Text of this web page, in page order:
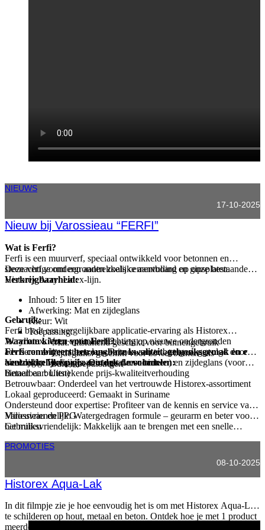
NIEUWS
17-10-2025
Nieuw bij Varossieau “FERFI”
Wat is Ferfi?
Ferfi is een muurverf, speciaal ontwikkeld voor betonnen en
steenachtige ondergronden zoals cementboard en gipsplaten.
Deze verf vormt een aantrekkelijke aanvulling op onze bestaande
Historex Acryl Latex-lijn.
Verkrijgbaarheid:
Inhoud: 5 liter en 15 liter
Afwerking: Mat en zijdeglans
Kleur: Wit
Toepassing:
Mat: uitsluitend geschikt voor binnengebruik
Zijdeglans: geschikt voor zowel binnen- als
buitentoepassingen
Gebruik:
Ferfi biedt een vergelijkbare applicatie-ervaring als Historex
Acryllatex. Voor optimale hechting op nieuwe ondergronden
adviseren wij eerst een laag Primex aan te brengen, gevolgd door
twee lagen Ferfi voor een egaal resultaat.
Waarom kiezen voor Ferfi?
Ferfi combineert betrouwbare kwaliteit, gebruiksgemak en een
aantrekkelijke prijs. Ontdek de voordelen:
Veelzijdig: Verkrijgbaar in mat (voor binnen) en zijdeglans (voor
binnen en buiten)
Betaalbaar: Uitstekende prijs-kwaliteitverhouding
Betrouwbaar: Onderdeel van het vertrouwde Historex-assortiment
Lokaal geproduceerd: Gemaakt in Suriname
Ondersteund door expertise: Profiteer van de kennis en service van
Varossieau en PPG
Milieuvriendelijk: Watergedragen formule – geurarm en beter voor
het milieu
Gebruiksvriendelijk: Makkelijk aan te brengen met een snelle
PROMOTIES
08-10-2025
Historex Aqua-Lak
In dit filmpje zie je hoe eenvoudig het is om met Historex Aqua-Lak
te schilderen op hout, metaal en beton. Ontdek hoe je met 1 product
meerdere ondergronden kunt aanpakken, slim, snel en duurzaam!